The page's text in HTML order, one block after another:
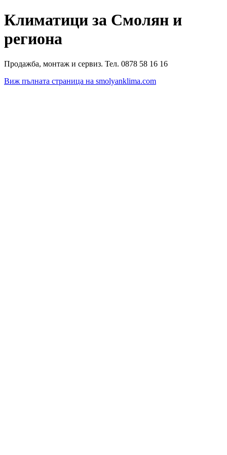
Климатици за Смолян и
региона
Продажба, монтаж и сервиз. Тел. 0878 58 16 16
Виж пълната страница на smolyanklima.com